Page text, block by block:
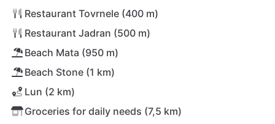
Restaurant Tovrnele (400 m)
Restaurant Jadran (500 m)
Beach Mata (950 m)
Beach Stone (1 km)
Lun (2 km)
Groceries for daily needs (7,5 km)